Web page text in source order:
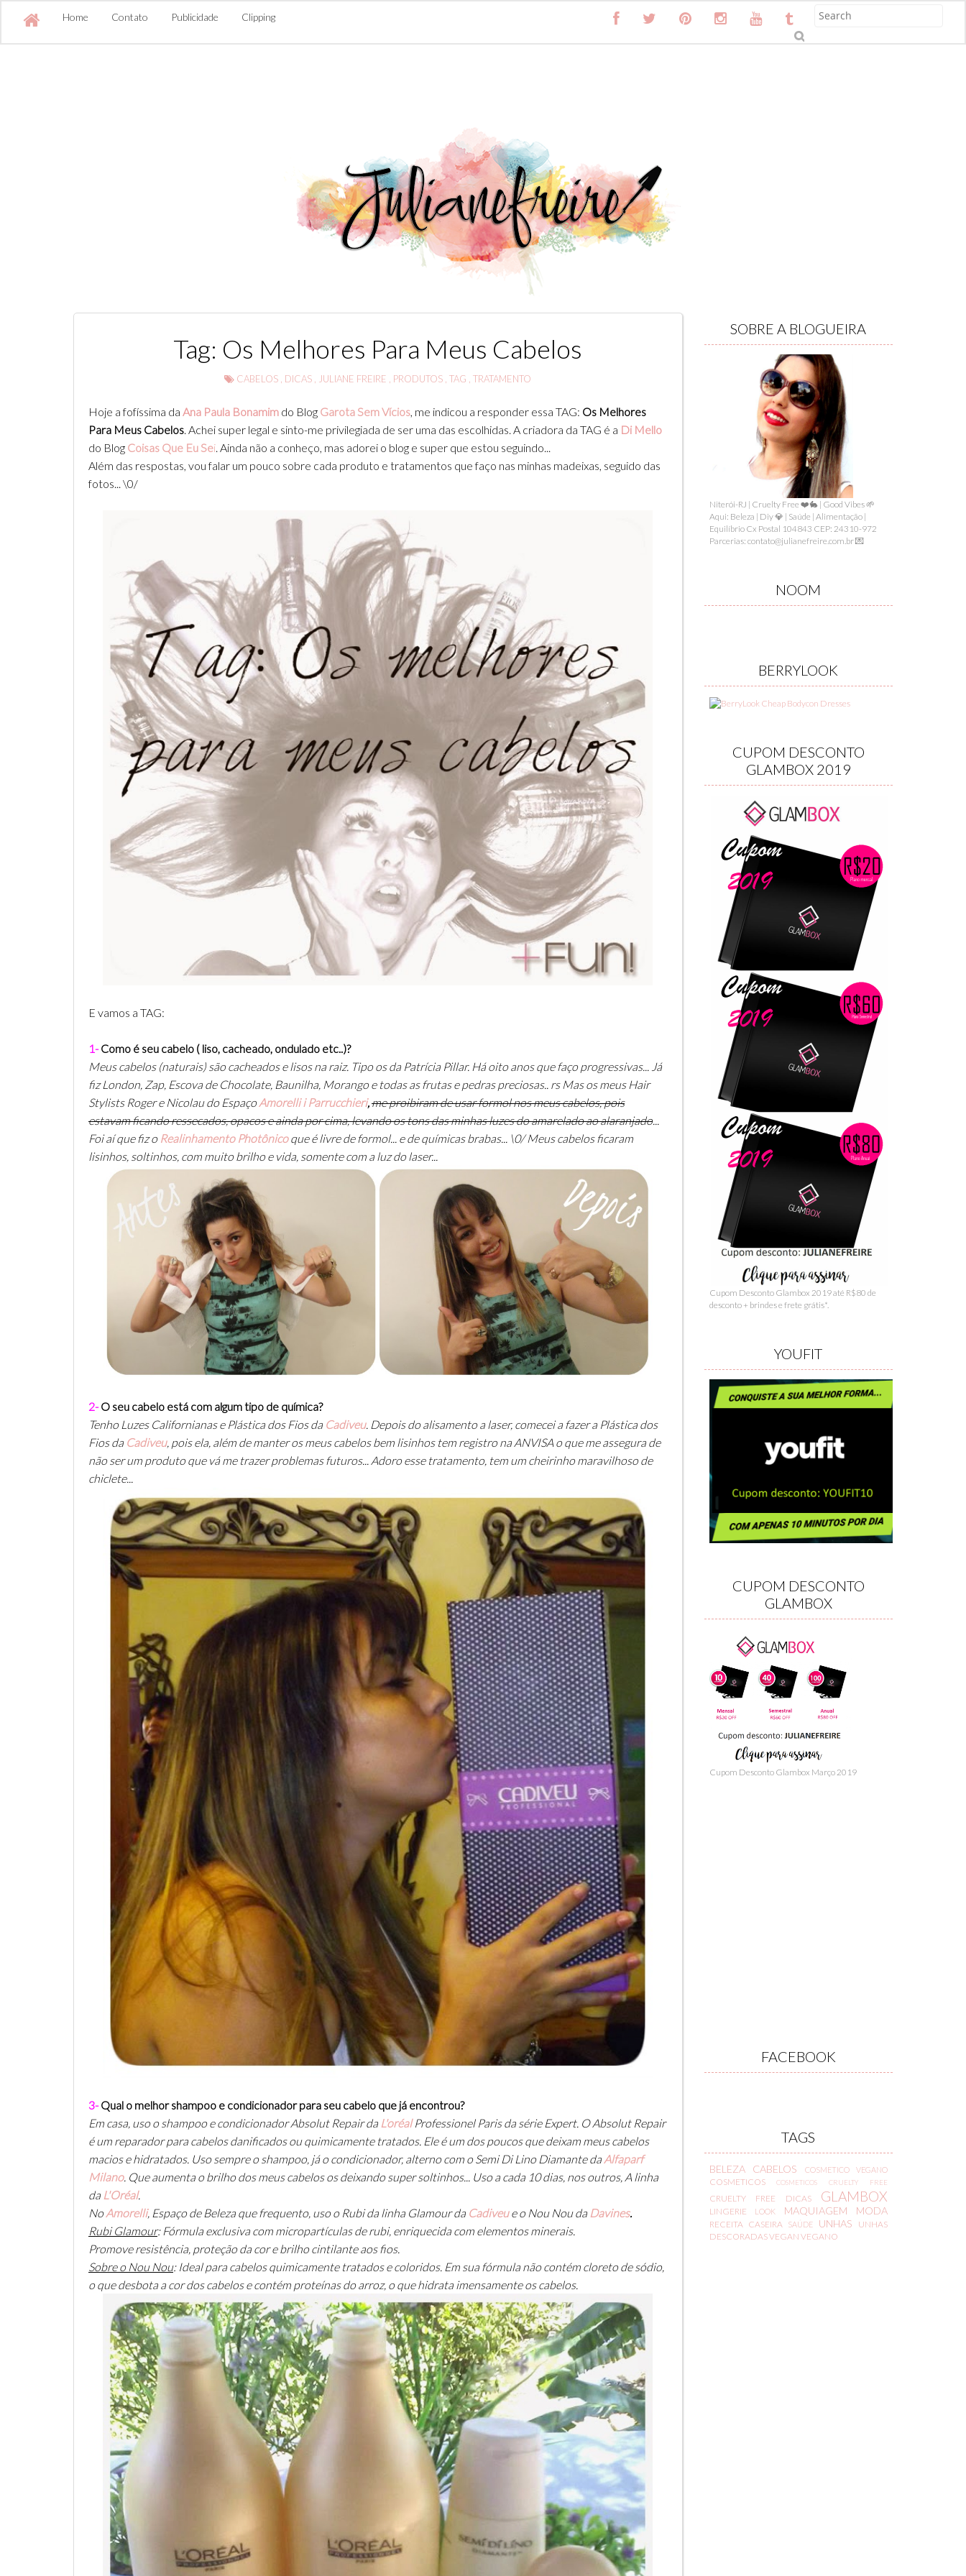
Home Contato Publicidade Clipping
S
Tag: Os Melhores Para Meus Cabelos
CABELOS DICAS JULIANE FREIRE PRODUTOS ,TAG ,TRATAMENTO
Hoje a fofíssima da Ana Paula Bonamim do Blog Garota Sem Vícios, me indicou a responder essa TAG: Os Melhores
Para Meus Cabelos. Achei super legal e sinto-me privilegiada de ser uma das escolhidas. A criadora da TAG é a Di Mello
do Blog Coisas Que Eu Sei. Ainda não a conheço, mas adorei o blog e super que estou seguindo...
Além das respostas, vou falar um pouco sobre cada produto e tratamentos que faço nas minhas madeixas, seguido das
fotos... \0/
E vamos a TAG:
1-Como é seu cabelo ( liso, cacheado, ondulado etc..)?
Meus cabelos (naturais) são cacheados e lisos na raiz. Tipo os da Patrícia Pillar. Há oito anos que faço progressivas... Já
fiz London, Zap, Escova de Chocolate, Baunilha, Morango e todas as frutas e pedras preciosas.. rs Mas os meus Hair
Stylists Roger e Nicolau do EspaçoAmorelli i Parrucchieri,me proibiram de usar formol nos meus cabelos, pois
estavam ficando ressecados, opacos e ainda por cima, levando os tons das minhas luzes do amarelado ao alaranjado...
Foi aí que fiz o Realinhamento Photônicoque é livre de formol... e de químicas brabas... \0/ Meus cabelos ficaram
lisinhos, soltinhos, com muito brilho e vida, somente com a luz do laser...
2-O seu cabelo está com algum tipo de química?
Tenho Luzes Californianas e Plástica dos Fios da Cadiveu. Depois do alisamento a laser, comecei a fazer a Plástica dos
Fios da Cadiveu, pois ela, além de manter os meus cabelos bem lisinhos tem registro na ANVISA o que me assegura de
não ser um produto que vá me trazer problemas futuros... Adoro esse tratamento, tem um cheirinho maravilhoso de
chiclete...
3-Qual o melhor shampoo e condicionador para seu cabelo que já encontrou?
Em casa, uso o shampoo e condicionador Absolut Repair da L'oréalProfessionel Paris da série Expert. O Absolut Repair
é um reparador para cabelos danificados ou quimicamente tratados. Ele é um dos poucos que deixam meus cabelos
macios e hidratados. Uso sempre o shampoo, já o condicionador, alterno com o Semi Di Lino Diamante da Alfaparf
Milano. Que aumenta o brilho dos meus cabelos os deixando super soltinhos... Uso a cada 10 dias, nos outros, A linha
da L'Oréal.
NoAmorelli, Espaço de Beleza que frequento, uso o Rubi da linha Glamour da Cadiveu e o Nou Nou da Davines.
Rubi Glamour: Fórmula exclusiva com micropartículas de rubi, enriquecida com elementos minerais.
Promove resistência, proteção da cor e brilho cintilante aos fios.
Sobre o Nou Nou: Ideal para cabelos quimicamente tratados e coloridos. Em sua fórmula não contém cloreto de sódio,
o que desbota a cor dos cabelos e contém proteínas do arroz, o que hidrata imensamente os cabelos.
SOBRE A BLOGUEIRA
Niterói-RJ | Cruelty Free ❤️🐇 | Good Vibes 🌱
Aqui: Beleza | Diy 💎 | Saúde | Alimentação |
Equilíbrio Cx Postal 104843 CEP: 24310-972
Parcerias: contato@julianefreire.com.br 💌
NOOM
BERRYLOOK
CUPOM DESCONTO
GLAMBOX 2019
Cupom Desconto Glambox 2019 até R$80 de
desconto + brindes e frete grátis*.
YOUFIT
CUPOM DESCONTO
GLAMBOX
Cupom Desconto Glambox Março 2019
FACEBOOK
TAGS
BELEZA CABELOS COSMETICO VEGANO
COSMETICOSCOSMETICOS CRUELTY FREE
CRUELTY FREE DICAS GLAMBOX
LINGERIE LOOK MAQUIAGEM MODA
RECEITA CASEIRA SAÚDE UNHAS
UNHAS
DESCORADASVEGAN VEGANO